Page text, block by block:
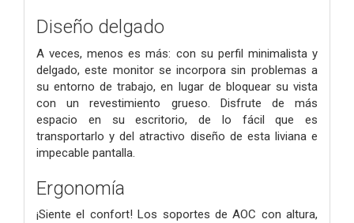
Diseño delgado
A veces, menos es más: con su perfil minimalista y
delgado, este monitor se incorpora sin problemas a
su entorno de trabajo, en lugar de bloquear su vista
con un revestimiento grueso. Disfrute de más
espacio en su escritorio, de lo fácil que es
transportarlo y del atractivo diseño de esta liviana e
impecable pantalla.
Ergonomía
¡Siente el confort! Los soportes de AOC con altura,